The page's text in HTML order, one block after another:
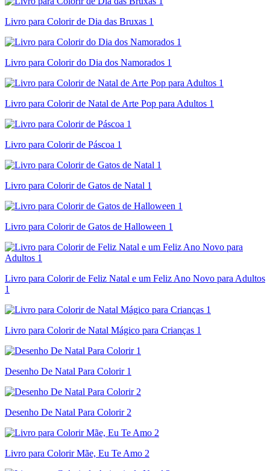
Livro para Colorir de Dia das Bruxas 1
Livro para Colorir do Dia dos Namorados 1
Livro para Colorir de Natal de Arte Pop para Adultos 1
Livro para Colorir de Páscoa 1
Livro para Colorir de Gatos de Natal 1
Livro para Colorir de Gatos de Halloween 1
Livro para Colorir de Feliz Natal e um Feliz Ano Novo para Adultos
1
Livro para Colorir de Natal Mágico para Crianças 1
Desenho De Natal Para Colorir 1
Desenho De Natal Para Colorir 2
Livro para Colorir Mãe, Eu Te Amo 2